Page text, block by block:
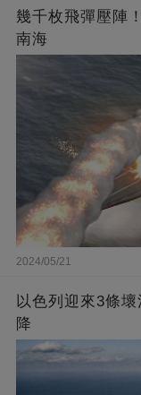
幾千枚飛彈壓陣
南海
2024/05/21
以色列迎來3條
降